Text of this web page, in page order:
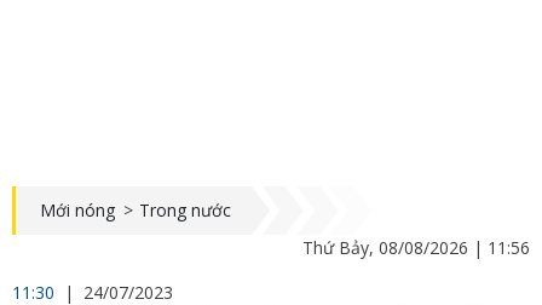
Mới nóng > Trong nước
Thứ Bảy, 08/08/2026 | 11:56
11:30
| 24/07/2023